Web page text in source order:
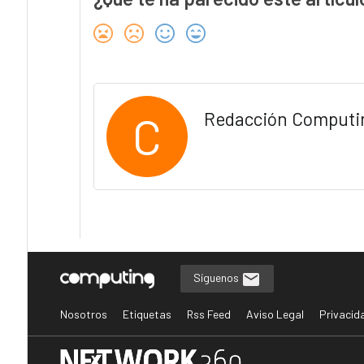
C Redacción
Síguenos
Nosotros Etiquetas Rss Feed Aviso Legal